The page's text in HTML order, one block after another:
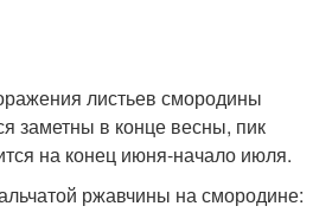
листьев смородины
заметны в конце весны, пик
на конец июня-начало июля.
ржавчины на смородине: